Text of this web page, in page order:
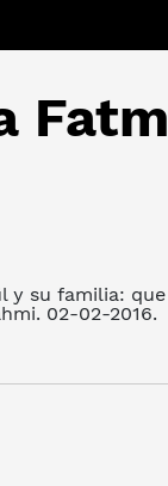
y su familia:
02-02-2016.